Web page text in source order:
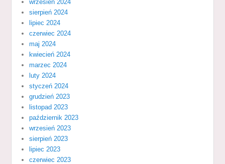
wrzesień 2024
sierpień 2024
lipiec 2024
czerwiec 2024
maj 2024
kwiecień 2024
marzec 2024
luty 2024
styczeń 2024
grudzień 2023
listopad 2023
październik 2023
wrzesień 2023
sierpień 2023
lipiec 2023
czerwiec 2023